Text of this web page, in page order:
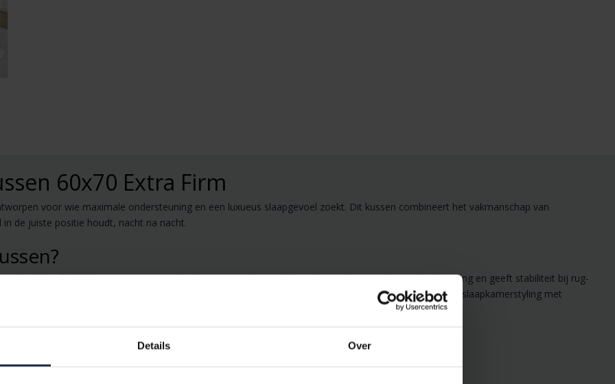
Details Over
60x70 Extra Firm
voor wie maximale ondersteuning en een luxueus slaapgevoel zoekt. Dit kussen combineert het vakmanschap van
de juiste positie houdt, nacht na nacht.
die behoefte hebben aan stevige nekondersteuning: het voorkomt doorzakken, verbetert slaaphouding en geeft stabiliteit bij rug-
de hoogwaardige afwerking en materialen ervaar je een duurzaam comfort dat past bij een complete slaapkamerstyling met
stevig, vormvast kussen nodig heeft.